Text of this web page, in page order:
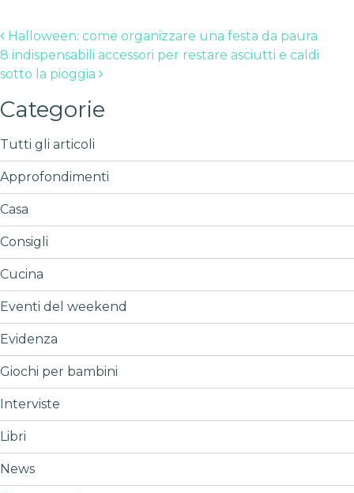
Post navigation
Halloween: come organizzare una festa da paura
8 indispensabili accessori per restare asciutti e caldi
sotto la pioggia
Categorie
Tutti gli articoli
Approfondimenti
Casa
Consigli
Cucina
Eventi del weekend
Evidenza
Giochi per bambini
Interviste
Libri
News